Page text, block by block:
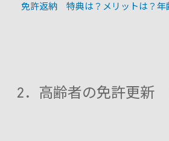
免許返納 特典は？メリットは？年
2．高齢者の免許更新